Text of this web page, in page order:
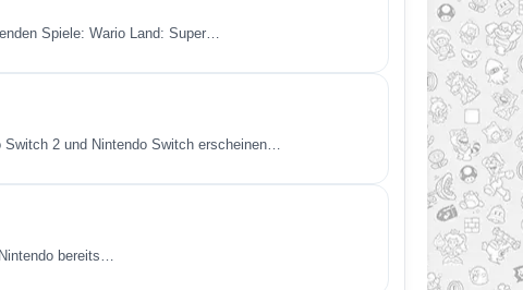
Spiele: Wario Land: Super…
Switch 2 und Nintendo Switch erscheinen…
bereits…